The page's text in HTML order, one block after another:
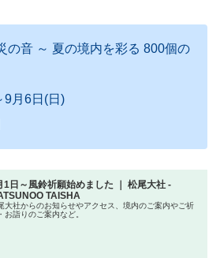
の音 ～ 夏の境内を彩る 800個の
9月6日(日)
1日～風鈴祈願始めました ｜ 松尾大社 -
TAISHA
大社からのお知らせやアクセス、境内のご案内やご祈
お詣りのご案内など。